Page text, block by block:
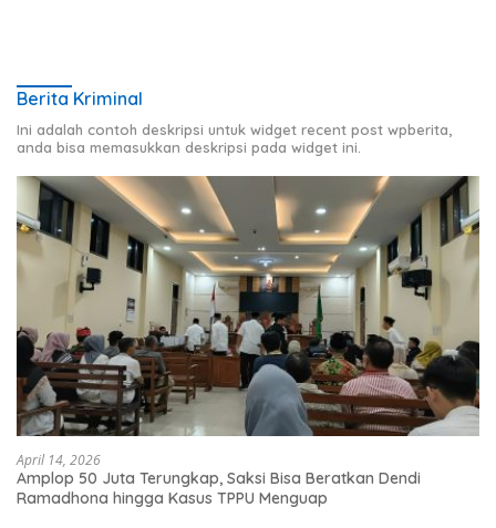
Berita Kriminal
Ini adalah contoh deskripsi untuk widget recent post wpberita,
anda bisa memasukkan deskripsi pada widget ini.
April 14, 2026
Amplop 50 Juta Terungkap, Saksi Bisa Beratkan Dendi
Ramadhona hingga Kasus TPPU Menguap